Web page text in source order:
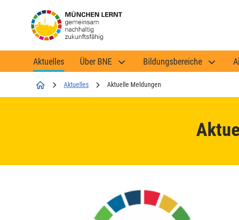
Aktuelles Über BNE Bildungsbereiche
StartseiteAktuelles Aktuelle Meldungen